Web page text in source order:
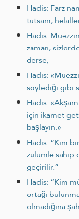
Hadis: Farz
tutsam,
Hadis:
zaman,
derse,
Hadis:
söylediği gibi
Hadis:
için ikamet
başlayın.»
Hadis: “Kim
zulümle sahip
geçirilir.”
Hadis: “Kim
ortağı
olmadığına